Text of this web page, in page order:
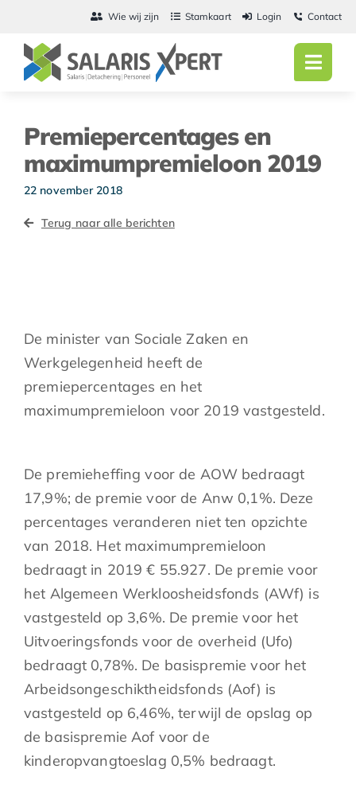
inhoud
Wie wij zijn Stamkaart Login Contact
Premiepercentages en
maximumpremieloon 2019
22 november 2018
Terug naar alle berichten
De minister van Sociale Zaken en
Werkgelegenheid heeft de
premiepercentages en het
maximumpremieloon voor 2019 vastgesteld.
De premieheffing voor de AOW bedraagt
17,9%; de premie voor de Anw 0,1%. Deze
percentages veranderen niet ten opzichte
van 2018. Het maximumpremieloon
bedraagt in 2019 € 55.927. De premie voor
het Algemeen Werkloosheidsfonds (AWf) is
vastgesteld op 3,6%. De premie voor het
Uitvoeringsfonds voor de overheid (Ufo)
bedraagt 0,78%. De basispremie voor het
Arbeidsongeschiktheidsfonds (Aof) is
vastgesteld op 6,46%, terwijl de opslag op
de basispremie Aof voor de
kinderopvangtoeslag 0,5% bedraagt.